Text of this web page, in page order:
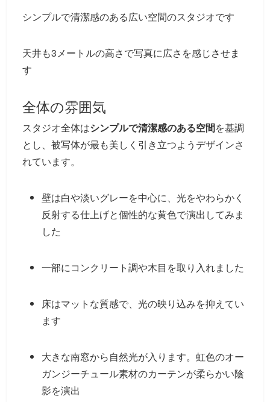
シンプルで清潔感のある広い空間のスタジオです
天井も3メートルの高さで写真に広さを感じさせま
す
全体の雰囲気
スタジオ全体はシンプルで清潔感のある空間を基調
とし、被写体が最も美しく引き立つようデザインさ
れています。
壁は白や淡いグレーを中心に、光をやわらかく
反射する仕上げと個性的な黄色で演出してみま
した
一部にコンクリート調や木目を取り入れました
床はマットな質感で、光の映り込みを抑えてい
ます
大きな南窓から自然光が入ります。虹色のオー
ガンジーチュール素材のカーテンが柔らかい陰
影を演出